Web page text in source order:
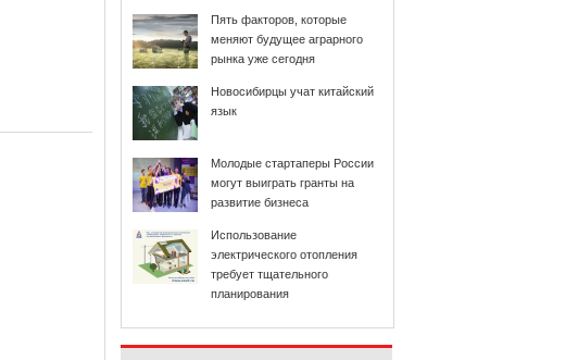
Пять факторов, которые
меняют будущее аграрного
рынка уже сегодня
Новосибирцы учат китайский
язык
Молодые стартаперы России
могут выиграть гранты на
развитие бизнеса
Использование
электрического отопления
требует тщательного
планирования